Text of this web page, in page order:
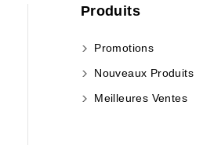
Produits
Promotions
Nouveaux Produits
Meilleures Ventes